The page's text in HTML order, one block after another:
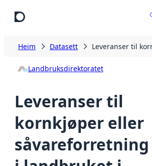
Heim Datasett Leveranser til
Landbruksdirektoratet
Leveranser til
kornkjøper eller
såvareforretning